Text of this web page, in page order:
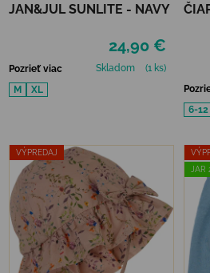
JAN&JUL SUNLITE - NAVY
24,90 €
Pozrieť viac Skladom
(1 ks)
M
XL
6-
VÝPREDAJ
JAR